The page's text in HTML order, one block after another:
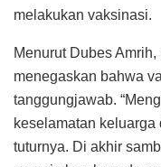
melakukan vaksinasi.
Menurut Dubes
menegaskan bahwa
tanggungjawab.
keselamatan keluarga
tuturnya. Di akhir